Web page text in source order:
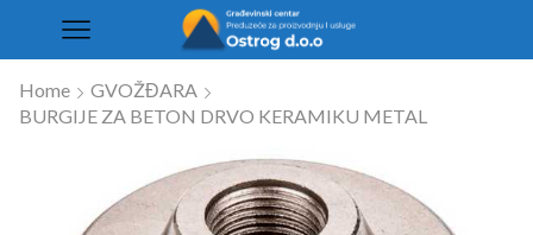
Home
GVOŽĐARA
BURGIJE ZA BETON DRVO KERAMIKU METAL